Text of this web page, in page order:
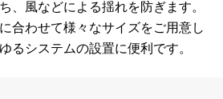
、風などによる揺れを防ぎます。
合わせて様々なサイズをご用意し
るシステムの設置に便利です。